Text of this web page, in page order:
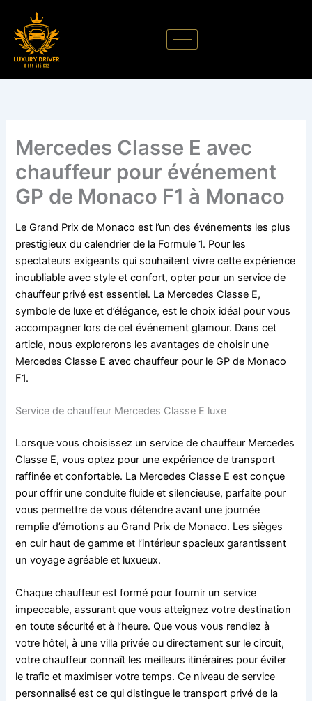
contenu
Mercedes Classe E avec
chauffeur pour événement
GP de Monaco F1 à Monaco
Le Grand Prix de Monaco est l’un des événements les plus
prestigieux du calendrier de la Formule 1. Pour les
spectateurs exigeants qui souhaitent vivre cette expérience
inoubliable avec style et confort, opter pour un service de
chauffeur privé est essentiel. La Mercedes Classe E,
symbole de luxe et d’élégance, est le choix idéal pour vous
accompagner lors de cet événement glamour. Dans cet
article, nous explorerons les avantages de choisir une
Mercedes Classe E avec chauffeur pour le GP de Monaco
F1.
Service de chauffeur Mercedes Classe E luxe
Lorsque vous choisissez un service de chauffeur Mercedes
Classe E, vous optez pour une expérience de transport
raffinée et confortable. La Mercedes Classe E est conçue
pour offrir une conduite fluide et silencieuse, parfaite pour
vous permettre de vous détendre avant une journée
remplie d’émotions au Grand Prix de Monaco. Les sièges
en cuir haut de gamme et l’intérieur spacieux garantissent
un voyage agréable et luxueux.
Chaque chauffeur est formé pour fournir un service
impeccable, assurant que vous atteignez votre destination
en toute sécurité et à l’heure. Que vous vous rendiez à
votre hôtel, à une villa privée ou directement sur le circuit,
votre chauffeur connaît les meilleurs itinéraires pour éviter
le trafic et maximiser votre temps. Ce niveau de service
personnalisé est ce qui distingue le transport privé de la